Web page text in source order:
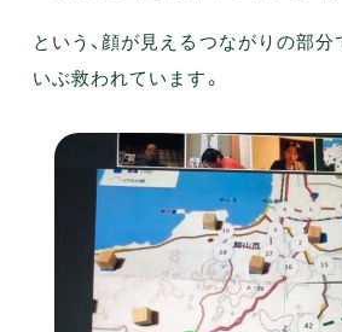
という、顔が見えるつながりの部分
いぶ救われています。